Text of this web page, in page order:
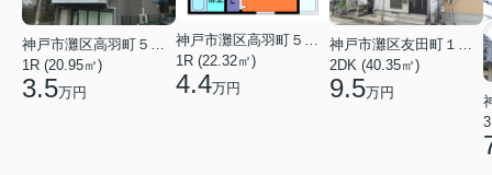
神戸市灘区高羽町５丁目
1R (20.95㎡)
3.5万円
神戸市灘区高羽町５丁目
1R (22.32㎡)
4.4万円
神戸市灘区友田町１丁目
2DK (40.35㎡)
9.5万円